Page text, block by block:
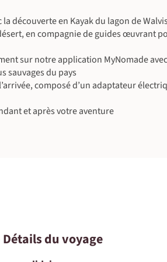
silence du Damaraland n’est troublé
l’Atlantique.
de goûter une dernière fois à cette
découverte en Kayak du lagon de
en compagnie de guides œuvrant
sur notre application MyNomade
sauvages du pays
composé d’un adaptateur
et après votre aventure
Détails du voyage